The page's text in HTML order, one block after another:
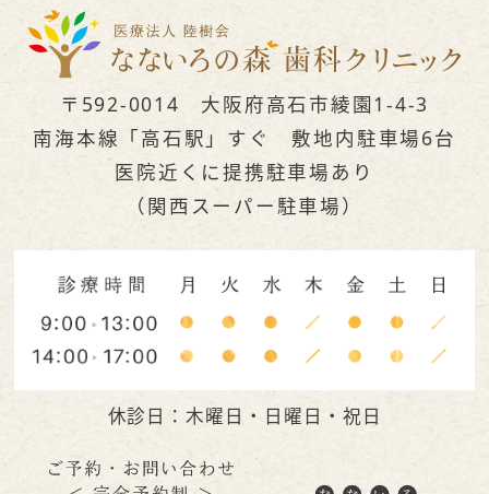
〒592-0014 大阪府高石市綾園1-4-3
南海本線「高石駅」すぐ 敷地内駐車場6台
医院近くに提携駐車場あり
（関西スーパー駐車場）
休診日：木曜日・日曜日・祝日